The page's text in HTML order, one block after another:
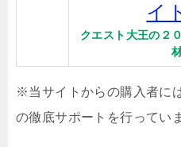
イ
クエスト大王の２
※当サイトからの購入者に
の徹底サポートを行ってい